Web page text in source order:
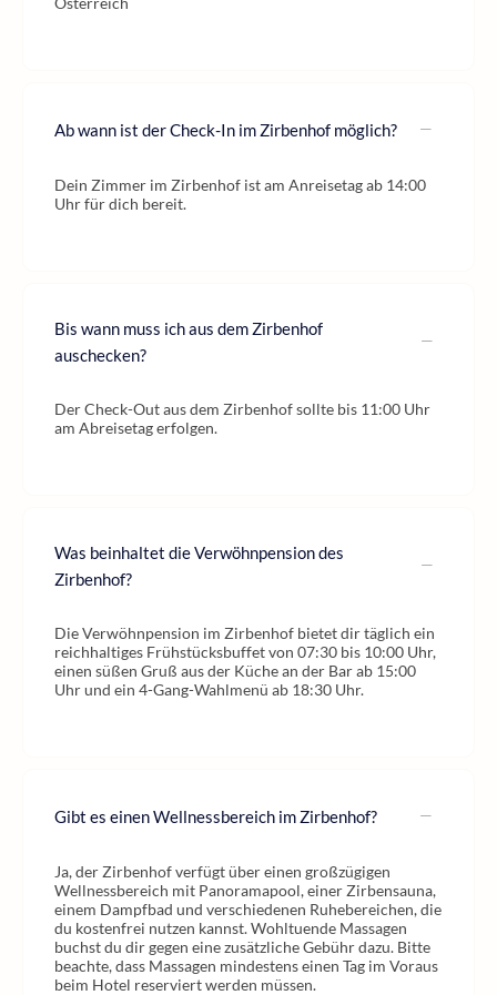
Ab wann ist der Check-In im Zirbenhof möglich?
Dein Zimmer im Zirbenhof ist am Anreisetag ab 14:00
Uhr für dich bereit.
Bis wann muss ich aus dem Zirbenhof
auschecken?
Der Check-Out aus dem Zirbenhof sollte bis 11:00 Uhr
am Abreisetag erfolgen.
Was beinhaltet die Verwöhnpension des
Zirbenhof?
Die Verwöhnpension im Zirbenhof bietet dir täglich ein
reichhaltiges Frühstücksbuffet von 07:30 bis 10:00 Uhr,
einen süßen Gruß aus der Küche an der Bar ab 15:00
Uhr und ein 4-Gang-Wahlmenü ab 18:30 Uhr.
Gibt es einen Wellnessbereich im Zirbenhof?
Ja, der Zirbenhof verfügt über einen großzügigen
Wellnessbereich mit Panoramapool, einer Zirbensauna,
einem Dampfbad und verschiedenen Ruhebereichen, die
du kostenfrei nutzen kannst. Wohltuende Massagen
buchst du dir gegen eine zusätzliche Gebühr dazu. Bitte
beachte, dass Massagen mindestens einen Tag im Voraus
beim Hotel reserviert werden müssen.